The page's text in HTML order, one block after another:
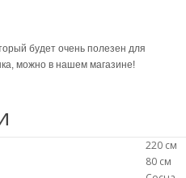
будет очень полезен для
можно в нашем магазине!
220 см
80 см